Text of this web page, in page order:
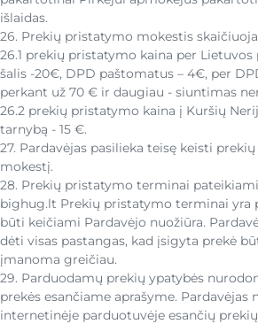
išlaidas.
26. Prekių pristatymo mokestis
26.1 prekių pristatymo kaina per Lietuvos
šalis -20€, DPD paštomatus – 4€, per
perkant už 70 € ir daugiau - siuntimas
26.2 prekių pristatymo kaina į Kuršių
tarnybą - 15 €.
27. Pardavėjas pasilieka teisę keisti
mokestį.
28. Prekių pristatymo terminai
bighug.lt Prekių pristatymo terminai yra
būti keičiami Pardavėjo nuožiūra.
dėti visas pastangas, kad įsigyta prekė
įmanoma greičiau.
29. Parduodamų prekių ypatybės
prekės esančiame aprašyme. Pardavėjas
internetinėje parduotuvėje esančių